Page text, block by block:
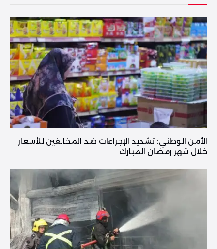
الأمن الوطني: تشديد الإجراءات ضد المخالفين للأسعار
خلال شهر رمضان المبارك